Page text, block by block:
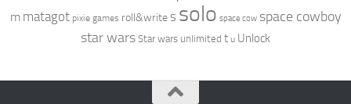
m matagot pixie games roll&write s solo space cow space cowboy
star wars Star wars unlimited t u Unlock